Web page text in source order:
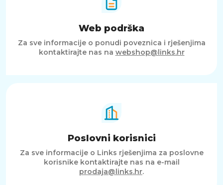
Web podrška
Za sve informacije o ponudi poveznica i rješenjima
kontaktirajte nas na webshop@links.hr
Poslovni korisnici
Za sve informacije o Links rješenjima za poslovne
korisnike kontaktirajte nas na e-mail
prodaja@links.hr.